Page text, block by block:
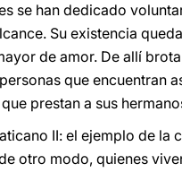
se han dedicado
Su existencia
de amor. De allí
que encuentran
prestan a sus
II: el ejemplo de la
otro modo, quienes